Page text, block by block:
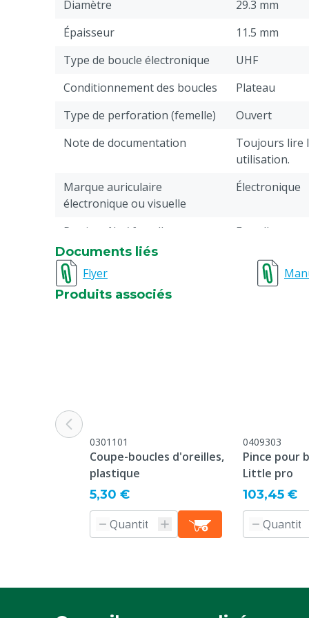
Diamètre
29.3 mm
Épaisseur
11.5 mm
Type de boucle électronique
UHF
Conditionnement des boucles
Plateau
Type de perforation (femelle)
Ouvert
Note de documentation
Toujours lire
utilisation.
Marque auriculaire
électronique ou visuelle
Électronique
Partie mâle / femelle
Femelle
Pièces
Impression
Imprimé
Garantie
garantie,
"Service
Retours" au
Couleur
Jaune
Documents liés
Flyer
Produits associés
0301101
Coupe-boucles d'oreilles,
plastique
5,30 €
0409303
Pince pour
Little pro
103,45 €